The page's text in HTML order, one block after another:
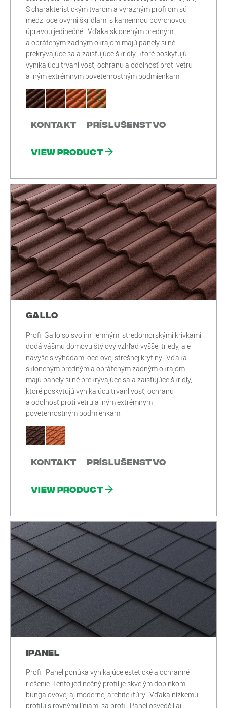
S charakteristickým tvarom a výrazným profilom sú
medzi oceľovými škridlami s kamennou povrchovou
úpravou jedinečné. Vďaka skloneným predným
a obráteným zadným okrajom majú panely silné
prekrývajúce sa a zaisťujúce škridly, ktoré poskytujú
vynikajúcu trvanlivosť, ochranu a odolnosť proti vetru
a iným extrémnym poveternostným podmienkam.
Kontakt Príslušenstvo
View product
Gallo
Profil Gallo so svojimi jemnými stredomorskými krivkami
dodá vášmu domovu štýlový vzhľad vyššej triedy, ale
navyše s výhodami oceľovej strešnej krytiny. Vďaka
skloneným predným a obráteným zadným okrajom
majú panely silné prekrývajúce sa a zaisťujúce škridly,
ktoré poskytujú vynikajúcu trvanlivosť, ochranu
a odolnosť proti vetru a iným extrémnym
poveternostným podmienkam.
Kontakt Príslušenstvo
View product
iPanel
Profil iPanel ponúka vynikajúce estetické a ochranné
riešenie. Tento jedinečný profil je skvelým doplnkom
bungalovovej aj modernej architektúry. Vďaka nízkemu
profilu s rovnými líniami sa profil iPanel osvedčil aj